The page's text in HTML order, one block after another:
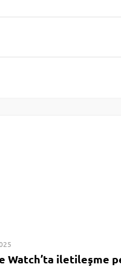
Watch’ta iletileşme